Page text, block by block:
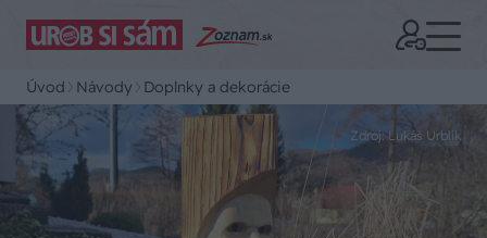
Úvod Návody Doplnky a dekorácie
Zdroj: Lukáš Urblík